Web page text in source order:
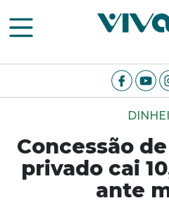
Concessão
privado cai
ante